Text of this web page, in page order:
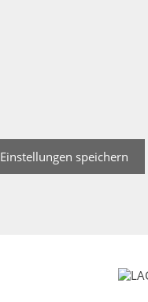
Einstellungen speichern